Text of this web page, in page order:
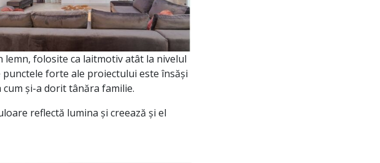
folosite ca laitmotiv atât la nivelul
forte ale proiectului este însăși
și-a dorit tânăra familie.
reflectă lumina și creează și el